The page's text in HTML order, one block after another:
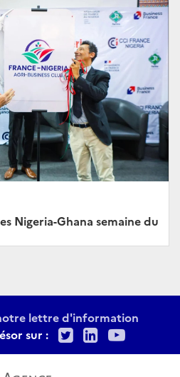
Nigeria-Ghana semaine du
lettre d'information
sur :
TwitterLinkedIn